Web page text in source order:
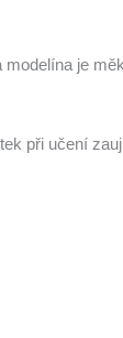
modelína je
při učení